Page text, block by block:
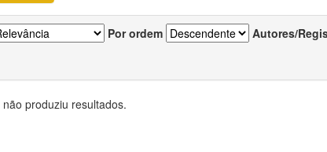
Por ordem Autores/
produziu resultados.